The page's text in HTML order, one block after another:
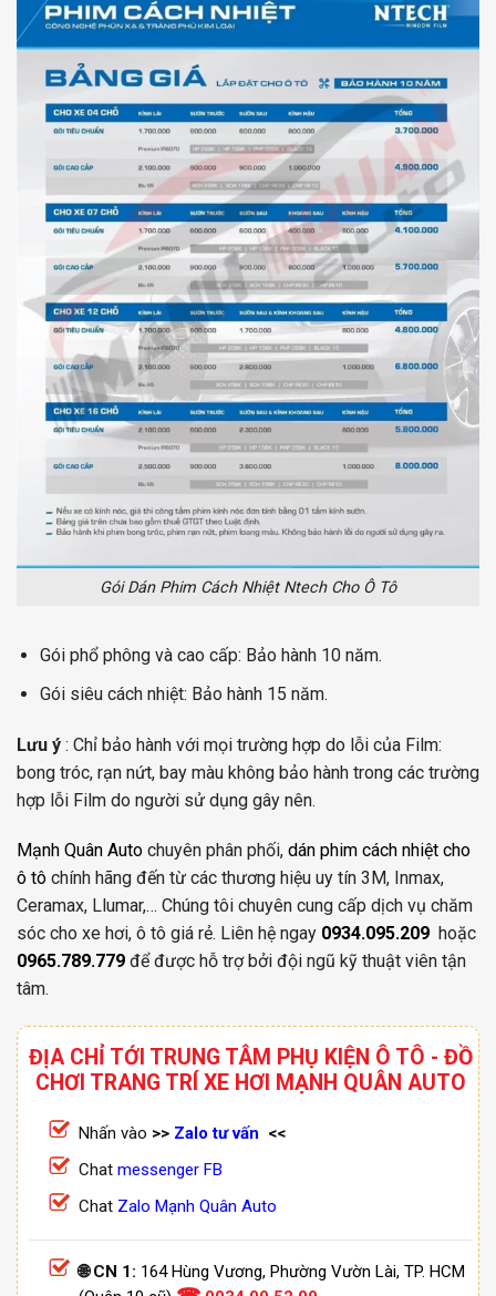
Gói Dán Phim Cách Nhiệt Ntech Cho Ô Tô
Gói phổ phông và cao cấp: Bảo hành 10 năm.
Gói siêu cách nhiệt: Bảo hành 15 năm.
Lưu ý : Chỉ bảo hành với mọi trường hợp do lỗi của Film:
bong tróc, rạn nứt, bay màu không bảo hành trong các trường
hợp lỗi Film do người sử dụng gây nên.
Mạnh Quân Auto chuyên phân phối, dán phim cách nhiệt cho
ô tô chính hãng đến từ các thương hiệu uy tín 3M, Inmax,
Ceramax, Llumar,… Chúng tôi chuyên cung cấp dịch vụ chăm
sóc cho xe hơi, ô tô giá rẻ. Liên hệ ngay 0934.095.209 hoặc
0965.789.779 để được hỗ trợ bởi đội ngũ kỹ thuật viên tận
tâm.
ĐỊA CHỈ TỚI TRUNG TÂM PHỤ KIỆN Ô TÔ - ĐỒ
CHƠI TRANG TRÍ XE HƠI MẠNH QUÂN AUTO
Nhấn vào >> Zalo tư vấn <<
Chat messenger FB
Chat Zalo Mạnh Quân Auto
🌐 CN 1: 164 Hùng Vương, Phường Vườn Lài, TP. HCM